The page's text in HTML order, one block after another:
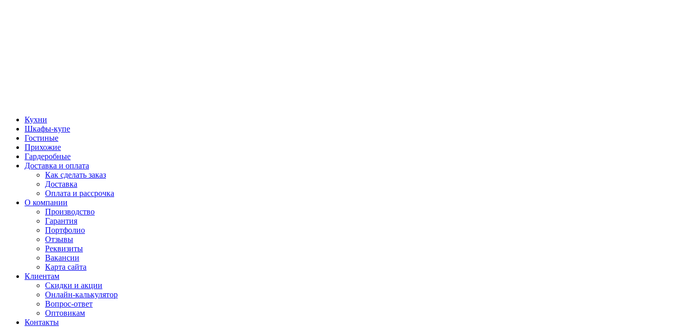
Кухни
Шкафы-купе
Гостиные
Прихожие
Гардеробные
Доставка и оплата
Как сделать заказ
Доставка
Оплата и рассрочка
О компании
Производство
Гарантия
Портфолио
Отзывы
Реквизиты
Вакансии
Карта сайта
Клиентам
Скидки и акции
Онлайн-калькулятор
Вопрос-ответ
Оптовикам
Контакты